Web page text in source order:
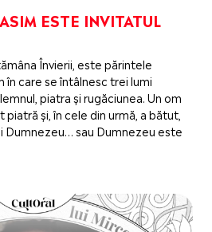
ESTE INVITATUL
Învierii, este părintele
în care se întâlnesc trei lumi
piatra și rugăciunea. Un om
și, în cele din urmă, a bătut,
Dumnezeu… sau Dumnezeu este